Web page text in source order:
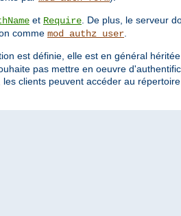
et Require. De plus, le serveur
comme mod_authz_user.
est définie, elle est en général
pas mettre en oeuvre
clients peuvent accéder au répertoire